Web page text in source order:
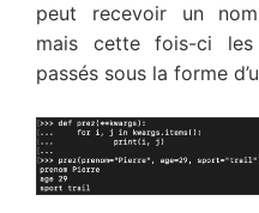
peut recevoir un
mais cette fois-ci
passés sous la forme